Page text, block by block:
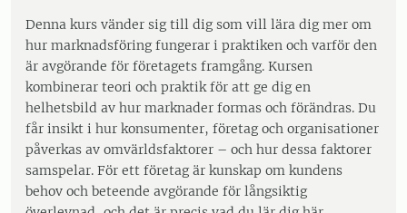
Denna kurs vänder sig till dig som vill lära dig mer om
hur marknadsföring fungerar i praktiken och varför den
är avgörande för företagets framgång. Kursen
kombinerar teori och praktik för att ge dig en
helhetsbild av hur marknader formas och förändras. Du
får insikt i hur konsumenter, företag och organisationer
påverkas av omvärldsfaktorer – och hur dessa faktorer
samspelar. För ett företag är kunskap om kundens
behov och beteende avgörande för långsiktig